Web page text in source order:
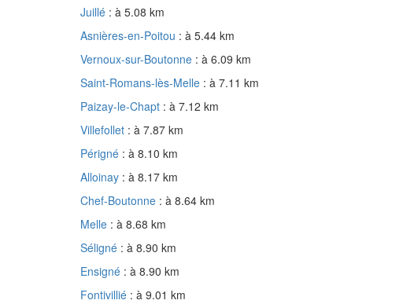
Juillé : à 5.08 km
Asnières-en-Poitou : à 5.44 km
Vernoux-sur-Boutonne : à 6.09 km
Saint-Romans-lès-Melle : à 7.11 km
Paizay-le-Chapt : à 7.12 km
Villefollet : à 7.87 km
Périgné : à 8.10 km
Alloinay : à 8.17 km
Chef-Boutonne : à 8.64 km
Melle : à 8.68 km
Séligné : à 8.90 km
Ensigné : à 8.90 km
Fontivillié : à 9.01 km